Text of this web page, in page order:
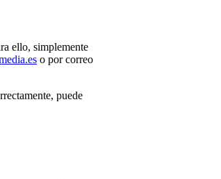
ello, simplemente
o por correo
puede